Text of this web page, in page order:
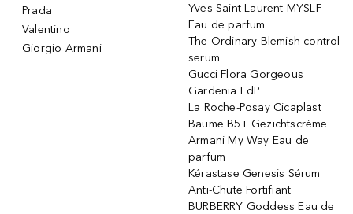
Prada
Valentino
Giorgio Armani
Yves Saint Laurent MYSLF
Eau de parfum
The Ordinary Blemish control
serum
Gucci Flora Gorgeous
Gardenia EdP
La Roche-Posay Cicaplast
Baume B5+ Gezichtscrème
Armani My Way Eau de
parfum
Kérastase Genesis Sérum
Anti-Chute Fortifiant
BURBERRY Goddess Eau de